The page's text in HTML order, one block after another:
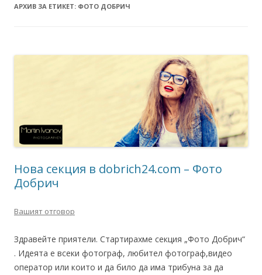
АРХИВ ЗА ЕТИКЕТ: ФОТО ДОБРИЧ
Нова секция в dobrich24.com – Фото
Добрич
Вашият отговор
Здравейте приятели. Стартирахме секция „Фото Добрич“
. Идеята е всеки фотограф, любител фотограф,видео
оператор или които и да било да има трибуна за да